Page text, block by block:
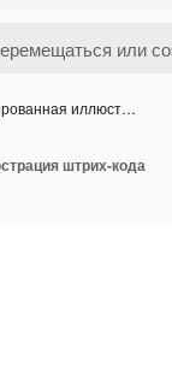
иллюст…
штрих-кода